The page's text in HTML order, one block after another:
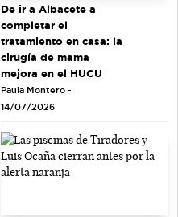
De ir a Albacete a
completar el
tratamiento en casa: la
cirugía de mama
mejora en el HUCU
Paula Montero -
14/07/2026